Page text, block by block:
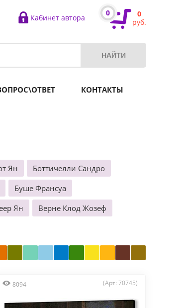
Кабинет автора
0
0
руб.
КОНТАКТЫ
Ян
Боттичелли Сандро
Буше Франсуа
Ян
Верне Клод Жозеф
8094 (Арт: 70745)